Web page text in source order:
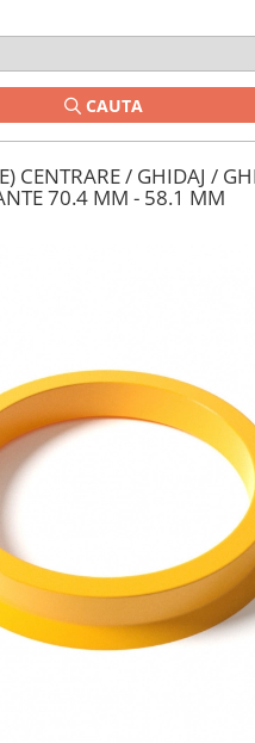
CAUTA
CENTRARE / GHIDAJ /
70.4 MM - 58.1 MM